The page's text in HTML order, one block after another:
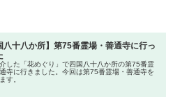
八十八か所】第75番霊場・善通寺に行っ
した「花めぐり」で四国八十八か所の第75番霊
寺に行きました。今回は第75番霊場・善通寺を
す。